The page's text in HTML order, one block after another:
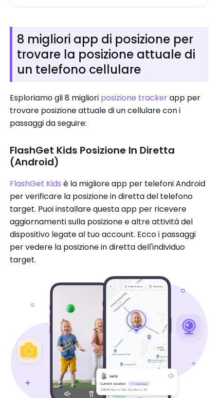
8 migliori app di posizione per
trovare la posizione attuale di
un telefono cellulare
Esploriamo gli 8 migliori posizione trackerapp per
trovare posizione attuale di un cellulare con i
passaggi da seguire:
FlashGet Kids Posizione In Diretta
(Android)
FlashGet Kids è la migliore app per telefoni Android
per verificare la posizione in diretta del telefono
target. Puoi installare questa app per ricevere
aggiornamenti sulla posizione e altre attività del
dispositivo legate al tuo account. Ecco i passaggi
per vedere la posizione in diretta dell'individuo
target.